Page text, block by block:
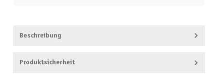
Beschreibung
Produktsicherheit